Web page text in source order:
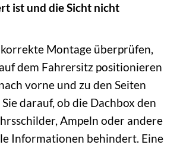
ist und die Sicht nicht
Montage überprüfen,
dem Fahrersitz positionieren
vorne und zu den Seiten
darauf, ob die Dachbox den
Ampeln oder andere
Informationen behindert. Eine